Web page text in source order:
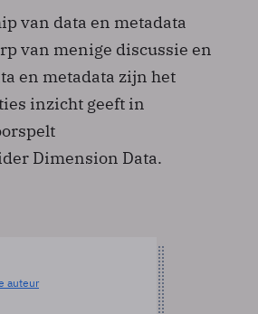
van data en metadata
van menige discussie en
en metadata zijn het
inzicht geeft in
Dimension Data.
auteur